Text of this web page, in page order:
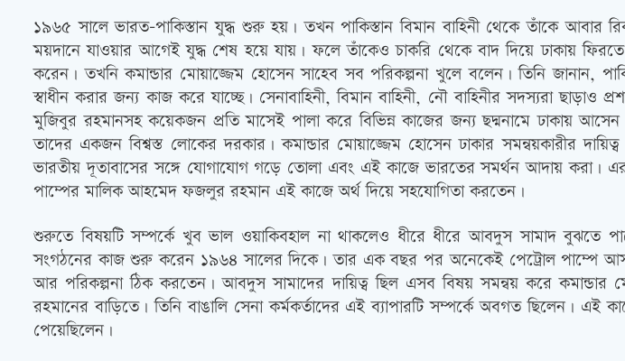
১৯৬৫ সালে ভারত-পাকিস্তান যুদ্ধ শুরু হয়। তখন পাকিস্তান বিমান বাহিনী থেকে তাঁকে
ময়দানে যাওয়ার আগেই যুদ্ধ শেষ হয়ে যায়। ফলে তাঁকেও চাকরি থেকে বাদ দিয়ে ঢাকায়
করেন। তখনি কমান্ডার মোয়াজ্জেম হোসেন সাহেব সব পরিকল্পনা খুলে বলেন। তিনি জানান,
স্বাধীন করার জন্য কাজ করে যাচ্ছে। সেনাবাহিনী, বিমান বাহিনী, নৌ বাহিনীর সদস্যরা
মুজিবুর রহমানসহ কয়েকজন প্রতি মাসেই পালা করে বিভিন্ন কাজের জন্য ছদ্মনামে ঢাকায়
তাদের একজন বিশ্বস্ত লোকের দরকার। কমান্ডার মোয়াজ্জেম হোসেন ঢাকার সমন্বয়কারীর
ভারতীয় দূতাবাসের সঙ্গে যোগাযোগ গড়ে তোলা এবং এই কাজে ভারতের সমর্থন আদায় করা।
পাম্পের মালিক আহমেদ ফজলুর রহমান এই কাজে অর্থ দিয়ে সহযোগিতা করতেন।
শুরুতে বিষয়টি সম্পর্কে খুব ভাল ওয়াকিবহাল না থাকলেও ধীরে ধীরে আবদুস সামাদ বুঝতে
সংগঠনের কাজ শুরু করেন ১৯৬৪ সালের দিকে। তার এক বছর পর অনেকেই পেট্রোল পাম্পে
আর পরিকল্পনা ঠিক করতেন। আবদুস সামাদের দায়িত্ব ছিল এসব বিষয় সমন্বয় করে
রহমানের বাড়িতে। তিনি বাঙালি সেনা কর্মকর্তাদের এই ব্যাপারটি সম্পর্কে অবগত ছিলেন।
পেয়েছিলেন।